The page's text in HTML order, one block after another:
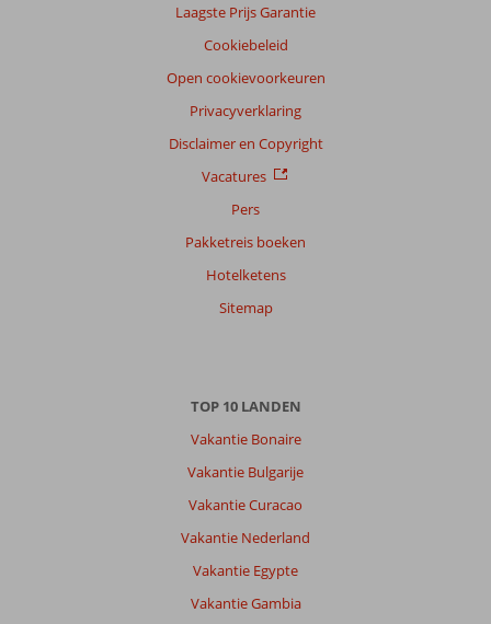
Laagste Prijs Garantie
Cookiebeleid
Open cookievoorkeuren
Privacyverklaring
Disclaimer en Copyright
Vacatures
Pers
Pakketreis boeken
Hotelketens
Sitemap
TOP 10 LANDEN
Vakantie Bonaire
Vakantie Bulgarije
Vakantie Curacao
Vakantie Nederland
Vakantie Egypte
Vakantie Gambia